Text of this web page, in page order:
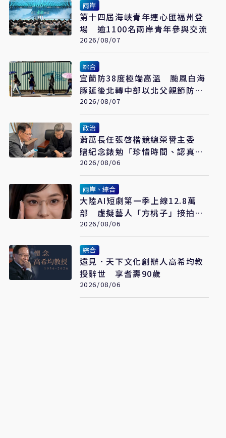
兩岸
第十四屆海峽青年連心匯福州登
場 逾1100名兩岸青年參與交流
2026/08/07
綜合
宜蘭防38度極端高溫 颱風白海
豚延後北轉中部以北父親節防豪
大雨
2026/08/07
政治
蕭萬長任張啓楷競總榮譽主委
贈紀念錶勉「珍惜時間、認真打
拚」
2026/08/06
兩岸、綜合
大陸AI短劇第一季上線12.8萬
部 虛擬藝人「方桃子」接拍美
瞳廣告
2026/08/06
綜合
遠見．天下文化創辦人高希均教
授辭世 享耆壽90歲
2026/08/06